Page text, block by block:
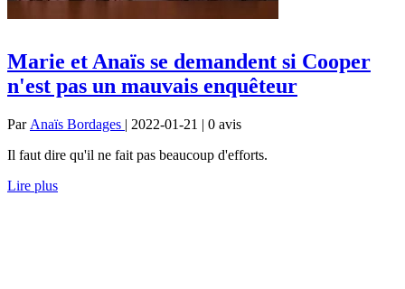
Marie et Anaïs se demandent si Cooper
n'est pas un mauvais enquêteur
Par Anaïs Bordages | 2022-01-21 | 0 avis
Il faut dire qu'il ne fait pas beaucoup d'efforts.
Lire plus